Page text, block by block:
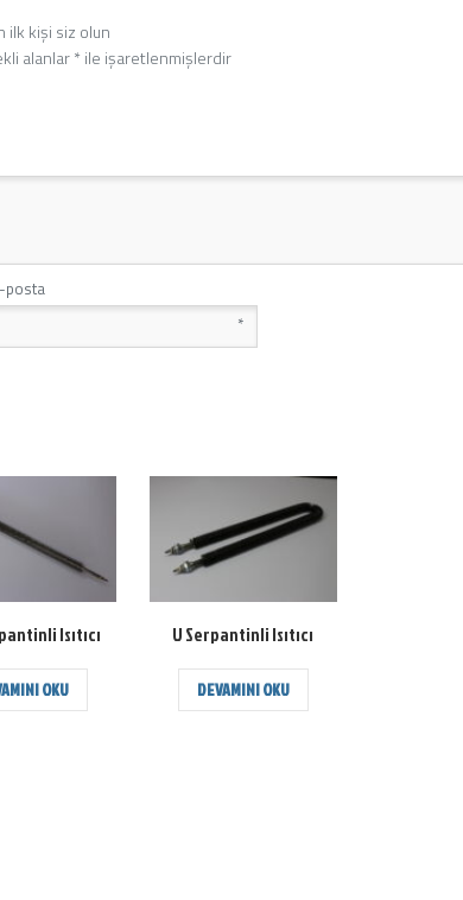
ilk kişi siz olun
alanlar* ile işaretlenmişlerdir
posta
*
Isıtıcı
OKU
U Serpantinli Isıtıcı
DEVAMINI OKU